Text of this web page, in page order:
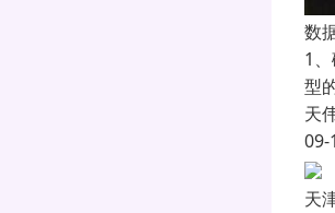
数
1
型
天
09-
天